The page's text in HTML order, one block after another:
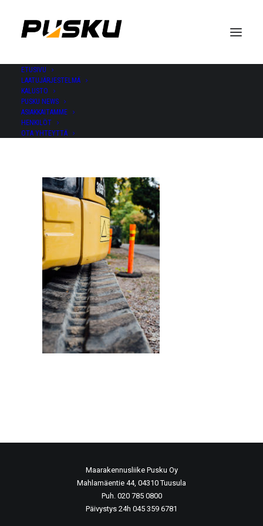
ETUSIVU
LAATUJÄRJESTELMÄ
KALUSTO
PUSKU NEWS
ASIAKKAITAMME
HENKILÖT
OTA YHTEYTTÄ
Maarakennusliike Pusku Oy
Mahlamäentie 44, 04310 Tuusula
Puh. 020 785 0800
Päivystys 24h 045 359 6781